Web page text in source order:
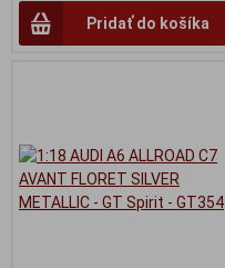
Pridať do košíka